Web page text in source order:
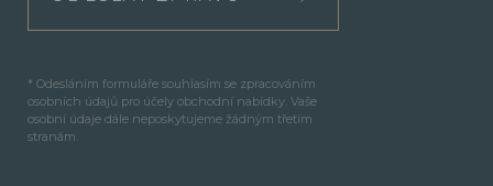
* Odesláním formuláře souhlasím se zpracováním
osobních údajů pro účely obchodní nabídky. Vaše
osobní údaje dále neposkytujeme žádným třetím
stranám.